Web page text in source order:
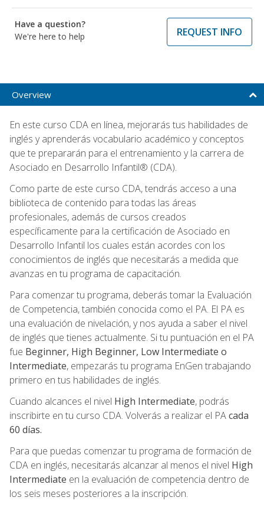
Have a question?
We're here to help
REQUEST INFO
Overview
En este curso CDA en línea, mejorarás tus habilidades de
inglés y aprenderás vocabulario académico y conceptos
que te prepararán para el entrenamiento y la carrera de
Asociado en Desarrollo Infantil® (CDA).
Como parte de este curso CDA, tendrás acceso a una
biblioteca de contenido para todas las áreas
profesionales, además de cursos creados
específicamente para la certificación de Asociado en
Desarrollo Infantil los cuales están acordes con los
conocimientos de inglés que necesitarás a medida que
avanzas en tu programa de capacitación.
Para comenzar tu programa, deberás tomar la Evaluación
de Competencia, también conocida como el PA. El PA es
una evaluación de nivelación, y nos ayuda a saber el nivel
de inglés que tienes actualmente. Si tu puntuación en el PA
fue Beginner, High Beginner, Low Intermediate o
Intermediate, empezarás tu programa EnGen trabajando
primero en tus habilidades de inglés.
Cuando alcances el nivel High Intermediate, podrás
inscribirte en tu curso CDA. Volverás a realizar el PAcada
60 días.
Para que puedas comenzar tu programa de formación de
CDA en inglés, necesitarás alcanzar al menos el nivel High
Intermediate en la evaluación de competencia dentro de
los seis meses posteriores a la inscripción.